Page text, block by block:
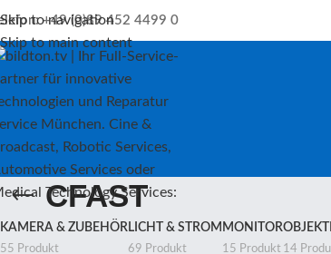
Skip to navigation
Skip to main content
+49 (0)89 452 4499 0
CFAST
KAMERA & ZUBEHÖR
55 Produkt
LICHT & STROM
69 Produkt
MONITOR
15 Produkt 14